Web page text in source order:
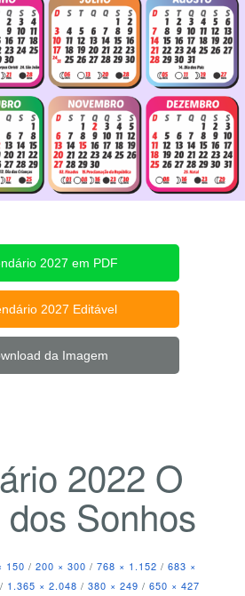
2027 em PDF
2027 Editável
da Imagem
2022 O
Sonhos
150 / 200 × 300 / 768 × 1.152 / 683 ×
/ 1.365 × 2.048 / 380 × 249 / 650 × 427